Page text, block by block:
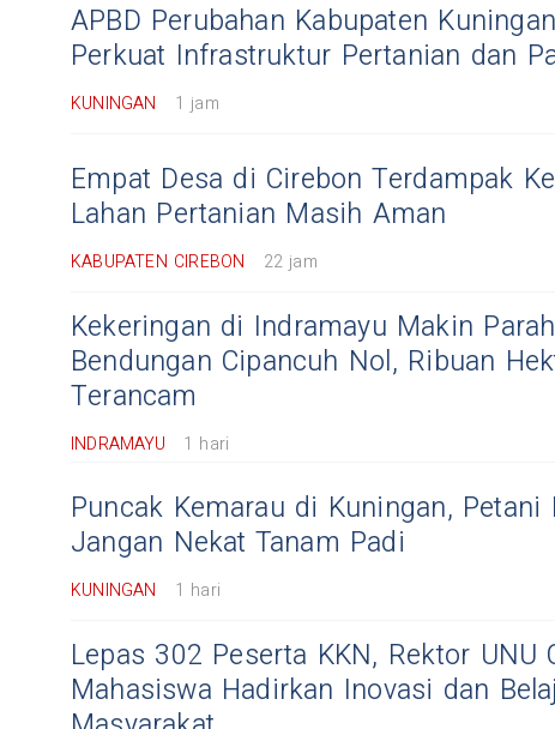
APBD Perubahan Kabupaten
Perkuat Infrastruktur Pertanian dan
KUNINGAN 1 jam
Empat Desa di Cirebon Terdampak
Lahan Pertanian Masih Aman
KABUPATEN CIREBON 22 jam
Kekeringan di Indramayu Makin
Bendungan Cipancuh Nol, Ribuan
Terancam
INDRAMAYU 1 hari
Puncak Kemarau di Kuningan, Petani
Jangan Nekat Tanam Padi
KUNINGAN 1 hari
Lepas 302 Peserta KKN, Rektor UNU
Mahasiswa Hadirkan Inovasi dan